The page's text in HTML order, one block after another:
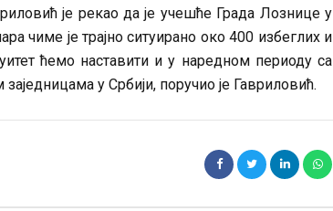
је рекао да је учешће Града Лознице у
чиме је трајно ситуирано око 400 избеглих и
ћемо наставити и у наредном периоду са
у Србији, поручио је Гавриловић.